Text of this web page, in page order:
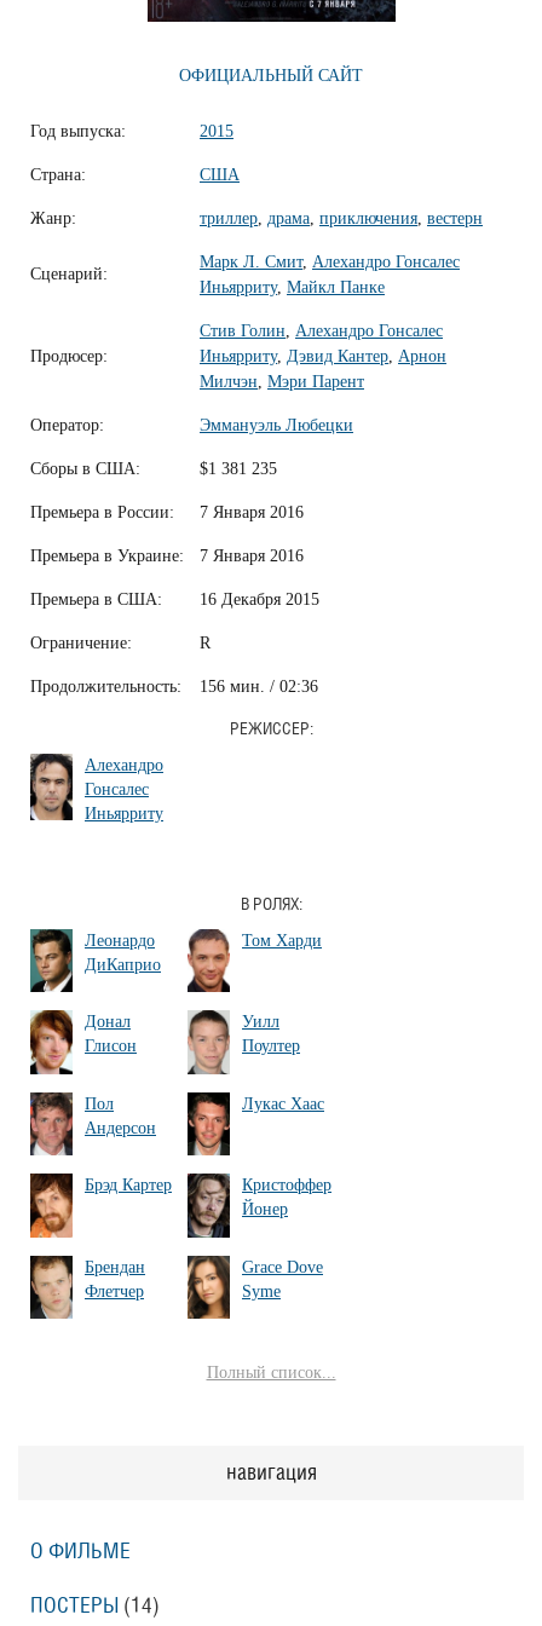
ОФИЦИАЛЬНЫЙ САЙТ
Год выпуска: 2015
Страна: США
Жанр: триллер драма приключения вестерн
Сценарий:
Марк Л. Смит, Алехандро Гонсалес
Иньярриту, Майкл Панке
Продюсер:
Стив Голин
Алехандро Гонсалес
Иньярриту, Дэвид Кантер Арнон
Милчэн Мэри Парент
Оператор: Эммануэль Любецки
Сборы в США: $1 381 235
Премьера в России: 7 Января 2016
Премьера в Украине: 7 Января 2016
Премьера в США: 16 Декабря 2015
Ограничение: R
Продолжительность: 156 мин. / 02:36
РЕЖИССЕР:
Алехандро
Гонсалес
Иньярриту
В РОЛЯХ:
Леонардо
ДиКаприо
Том Харди
Донал
Глисон
Уилл
Поултер
Пол
Андерсон
Лукас Хаас
Брэд Картер
Кристоффер
Йонер
Брендан
Флетчер
Grace Dove
Syme
Полный список...
навигация
О ФИЛЬМЕ
ПОСТЕРЫ (14)